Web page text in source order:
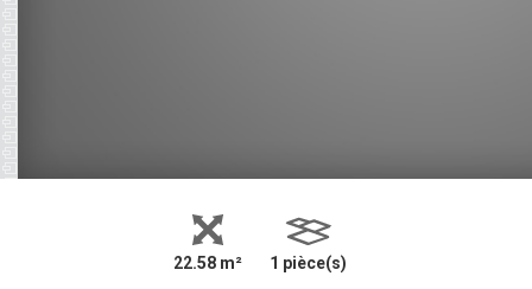
22.58 m² 1 pièce(s)